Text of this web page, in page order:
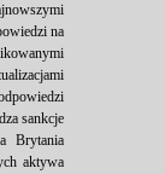
na
sankcje
Brytania
aktywa